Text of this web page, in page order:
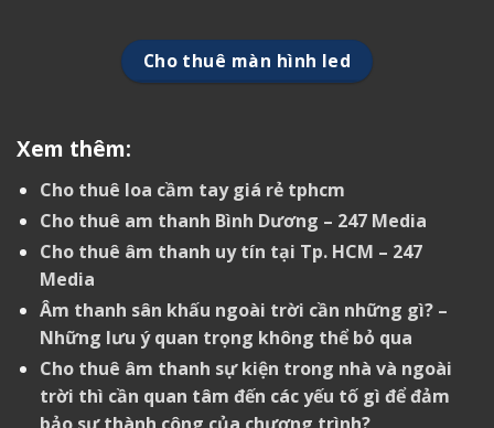
Cho thuê màn hình led
Xem thêm:
Cho thuê loa cầm tay giá rẻ tphcm
Cho thuê am thanh Bình Dương – 247 Media
Cho thuê âm thanh uy tín tại Tp. HCM – 247
Media
Âm thanh sân khấu ngoài trời cần những gì? –
Những lưu ý quan trọng không thể bỏ qua
Cho thuê âm thanh sự kiện trong nhà và ngoài
trời thì cần quan tâm đến các yếu tố gì để đảm